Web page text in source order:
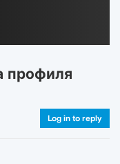
профиля
Log in to reply